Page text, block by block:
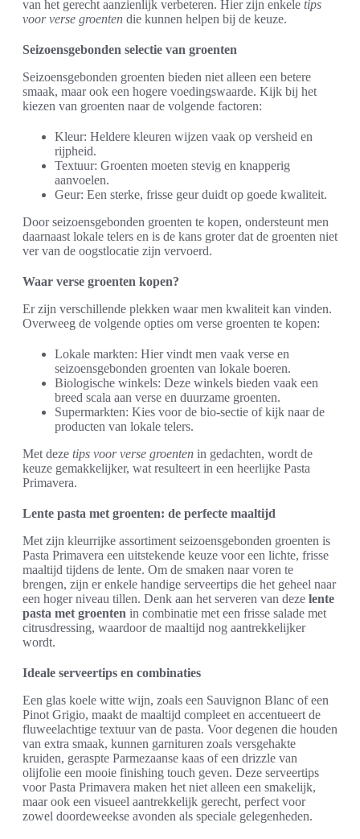
van het gerecht aanzienlijk verbeteren. Hier zijn enkele tips
voor verse groenten die kunnen helpen bij de keuze.
Seizoensgebonden selectie van groenten
Seizoensgebonden groenten bieden niet alleen een betere
smaak, maar ook een hogere voedingswaarde. Kijk bij het
kiezen van groenten naar de volgende factoren:
Kleur: Heldere kleuren wijzen vaak op versheid en
rijpheid.
Textuur: Groenten moeten stevig en knapperig
aanvoelen.
Geur: Een sterke, frisse geur duidt op goede kwaliteit.
Door seizoensgebonden groenten te kopen, ondersteunt men
daarnaast lokale telers en is de kans groter dat de groenten niet
ver van de oogstlocatie zijn vervoerd.
Waar verse groenten kopen?
Er zijn verschillende plekken waar men kwaliteit kan vinden.
Overweeg de volgende opties om verse groenten te kopen:
Lokale markten: Hier vindt men vaak verse en
seizoensgebonden groenten van lokale boeren.
Biologische winkels: Deze winkels bieden vaak een
breed scala aan verse en duurzame groenten.
Supermarkten: Kies voor de bio-sectie of kijk naar de
producten van lokale telers.
Met deze tips voor verse groenten in gedachten, wordt de
keuze gemakkelijker, wat resulteert in een heerlijke Pasta
Primavera.
Lente pasta met groenten: de perfecte maaltijd
Met zijn kleurrijke assortiment seizoensgebonden groenten is
Pasta Primavera een uitstekende keuze voor een lichte, frisse
maaltijd tijdens de lente. Om de smaken naar voren te
brengen, zijn er enkele handige serveertips die het geheel naar
een hoger niveau tillen. Denk aan het serveren van deze lente
pasta met groenten in combinatie met een frisse salade met
citrusdressing, waardoor de maaltijd nog aantrekkelijker
wordt.
Ideale serveertips en combinaties
Een glas koele witte wijn, zoals een Sauvignon Blanc of een
Pinot Grigio, maakt de maaltijd compleet en accentueert de
fluweelachtige textuur van de pasta. Voor degenen die houden
van extra smaak, kunnen garnituren zoals versgehakte
kruiden, geraspte Parmezaanse kaas of een drizzle van
olijfolie een mooie finishing touch geven. Deze serveertips
voor Pasta Primavera maken het niet alleen een smakelijk,
maar ook een visueel aantrekkelijk gerecht, perfect voor
zowel doordeweekse avonden als speciale gelegenheden.